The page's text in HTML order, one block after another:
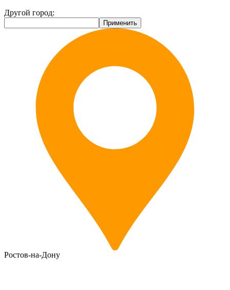
Другой город:
Ростов-на-Дону